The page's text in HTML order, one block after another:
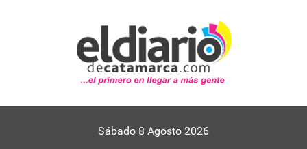
Sábado 8 Agosto 2026